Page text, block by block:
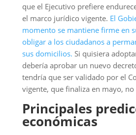
que el Ejecutivo prefiere
el marco jurídico vigente. El
momento se mantiene firme en
obligar a los ciudadanos a
sus domicilios. Si quisiera
debería aprobar un nuevo
tendría que ser validado por el
vigente, que finaliza en mayo,
Principales
económicas